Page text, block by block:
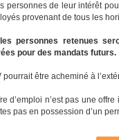
personnes de leur intérêt
provenant de tous les
personnes retenues
pour des mandats futurs.
pourrait être acheminé à
d’emploi n’est pas une
pas en possession d’un